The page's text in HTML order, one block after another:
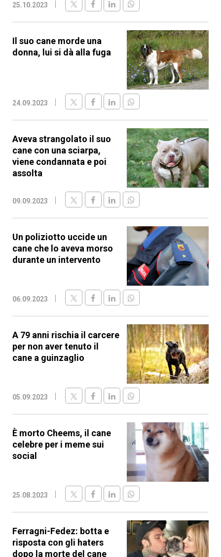
25.10.2023
Il suo cane morde una
donna, lui si dà alla fuga
24.09.2023
Aveva strangolato il suo
cane con una sciarpa,
viene condannata e poi
assolta
09.09.2023
Un poliziotto uccide un
cane che lo aveva morso
durante un intervento
06.09.2023
A 79 anni rischia il carcere
per non aver tenuto il
cane a guinzaglio
05.09.2023
È morto Cheems, il cane
celebre per i meme sui
social
25.08.2023
Ferragni-Fedez: botta e
risposta con gli haters
dopo la morte del cane